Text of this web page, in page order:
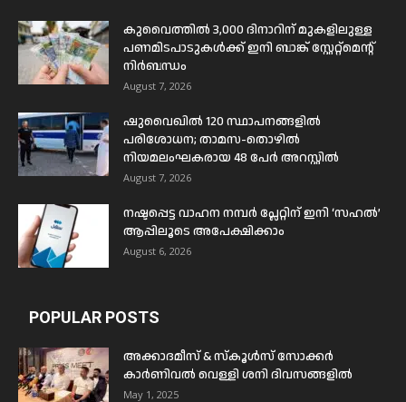
കുവൈത്തിൽ 3,000 ദിനാറിന് മുകളിലുള്ള
പണമിടപാടുകൾക്ക് ഇനി ബാങ്ക് സ്റ്റേറ്റ്മെന്റ്
നിർബന്ധം
August 7, 2026
ഷുവൈഖിൽ 120 സ്ഥാപനങ്ങളിൽ
പരിശോധന; താമസ-തൊഴിൽ
നിയമലംഘകരായ 48 പേർ അറസ്റ്റിൽ
August 7, 2026
നഷ്ടപ്പെട്ട വാഹന നമ്പർ പ്ലേറ്റിന് ഇനി ‘സഹൽ’
ആപ്പിലൂടെ അപേക്ഷിക്കാം
August 6, 2026
POPULAR POSTS
അക്കാദമീസ് & സ്കൂൾസ് സോക്കർ
കാർണിവൽ വെള്ളി ശനി ദിവസങ്ങളിൽ
May 1, 2025